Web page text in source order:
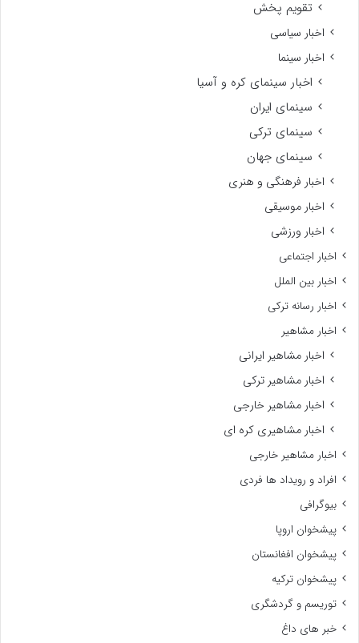
تقویم پخش
اخبار سیاسی
اخبار سینما
اخبار سینمای کره و آسیا
سینمای ایران
سینمای ترکی
سینمای جهان
اخبار فرهنگی و هنری
اخبار موسیقی
اخبار ورزشی
اخبار اجتماعی
اخبار بین الملل
اخبار رسانه ترکی
اخبار مشاهیر
اخبار مشاهیر ایرانی
اخبار مشاهیر ترکی
اخبار مشاهیر خارجی
اخبار مشاهیری کره ای
اخبار مشاهیر خارجی
افراد و رویداد ها فردی
بیوگرافی
پیشخوان اروپا
پیشخوان افغانستان
پیشخوان ترکیه
توریسم و گردشگری
خبر های داغ